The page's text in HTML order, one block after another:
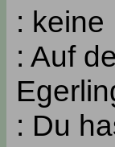
: keine
: Auf
: Du